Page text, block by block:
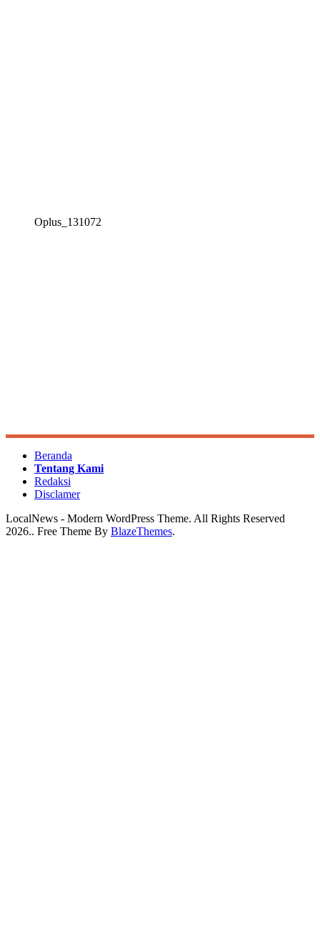
Oplus_131072
Beranda
Tentang Kami
Redaksi
Disclamer
LocalNews - Modern WordPress Theme. All Rights Reserved
2026.. Free Theme By BlazeThemes.